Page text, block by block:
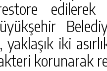
edilerek
yaklaşık iki
korunarak
KUR’AN KURSU
GEZISI.